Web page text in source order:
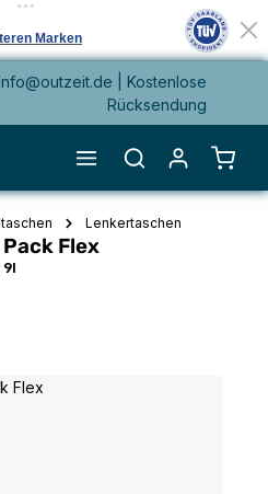
| Kostenlose
Rücksendung
Lenkertaschen
Flex
9l